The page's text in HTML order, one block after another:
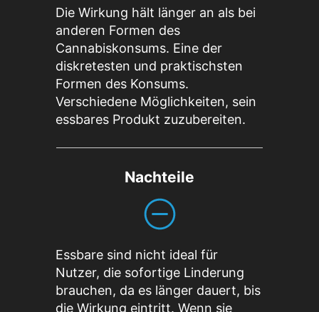
Die Wirkung hält länger an als bei
anderen Formen des
Cannabiskonsums. Eine der
diskretesten und praktischsten
Formen des Konsums.
Verschiedene Möglichkeiten, sein
essbares Produkt zuzubereiten.
Nachteile
Essbare sind nicht ideal für
Nutzer, die sofortige Linderung
brauchen, da es länger dauert, bis
die Wirkung eintritt. Wenn sie